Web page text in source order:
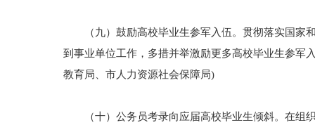
（九）鼓励高校毕业生参军入伍。贯彻落实国家和
到事业单位工作，多措并举激励更多高校毕业生参军
教育局、市人力资源社会保障局)
（十）公务员考录向应届高校毕业生倾斜。在组织